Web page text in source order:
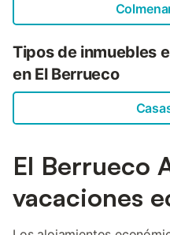
Tipos de inmuebles
en El Berrueco
El Berrueco
vacaciones